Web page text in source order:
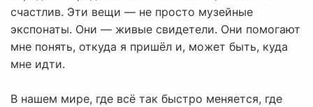
счастлив. Эти вещи — не просто музейные
экспонаты. Они — живые свидетели. Они помогают
мне понять, откуда я пришёл и, может быть, куда
мне идти.
В нашем мире, где всё так быстро меняется, где